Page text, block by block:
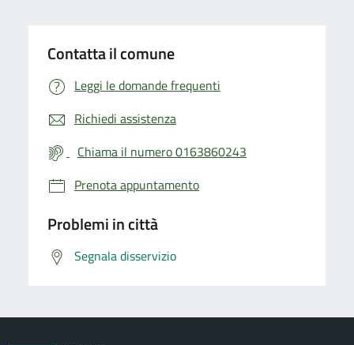
Contatta il comune
Leggi le domande frequenti
Richiedi assistenza
Chiama il numero 0163860243
Prenota appuntamento
Problemi in città
Segnala disservizio